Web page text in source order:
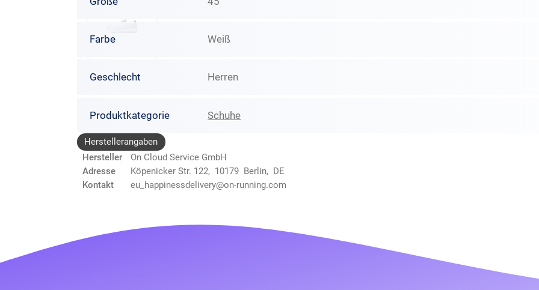
Farbe Weiß
Geschlecht Herren
Produktkategorie Schuhe
Herstellerangaben
Hersteller
On Cloud Service GmbH
Adresse
Köpenicker Str. 122, 10179 Berlin, DE
Kontakt
eu_happinessdelivery@on-running.com